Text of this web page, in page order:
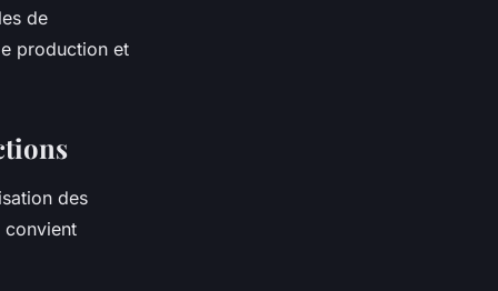
de
production et
des
convient